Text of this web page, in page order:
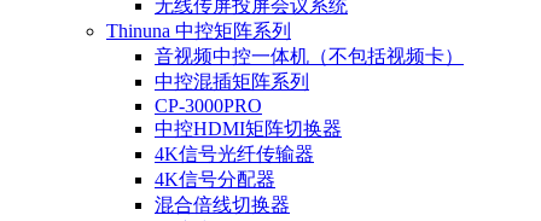
无线传屏投屏会议系统
Thinuna 中控矩阵系列
音视频中控一体机（不包括视频卡）
中控混插矩阵系列
CP-3000PRO
中控HDMI矩阵切换器
4K信号光纤传输器
4K信号分配器
混合倍线切换器